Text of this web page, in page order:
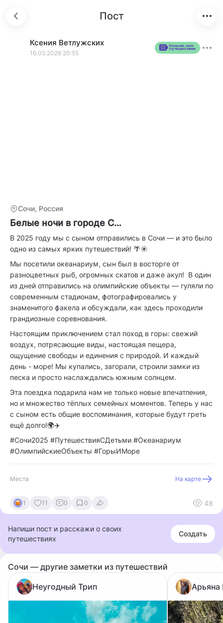
Пост
Ксения Ветлужских
16.05.2026 20:55
Сочи, Россия
Белые ночи в городе С…
В 2025 году мы с сыном отправились в Сочи — и это было
одно из самых ярких путешествий! 🌴☀️
Мы посетили океанариум, сын был в восторге от
разноцветных рыб, огромных скатов и даже акул! В один
из дней отправились на олимпийские объекты — гуляли по
современным стадионам, фотографировались у
знаменитого факела и обсуждали, как здесь проходили
грандиозные соревнования.
Настоящим приключением стал поход в горы: свежий
воздух, потрясающие виды, настоящая пещера,
ощущение свободы и единения с природой. И каждый
день - море! Мы купались, загорали, строили замки из
песка и просто наслаждались южным солнцем.
Эта поездка подарила нам не только новые впечатления,
но и множество тёплых семейных моментов. Теперь у нас
с сыном есть общие воспоминания, которые будут греть
ещё долго!🌍✈️
#Сочи2025 #ПутешествияСДетьми #Океанариум
#ОлимпийскиеОбъекты #ГорыИМоре
Места На карте
1 11 0 0 48
Напиши пост и расскажи о своих
путешествиях
Создать
Сочи — другие заметки из путешествий
Неугодный Трип
Арьяна